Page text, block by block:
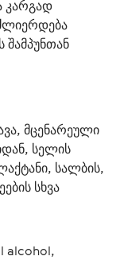
კარგად
მცენარეული
სელის
სალბის,
სხვა
alcohol,